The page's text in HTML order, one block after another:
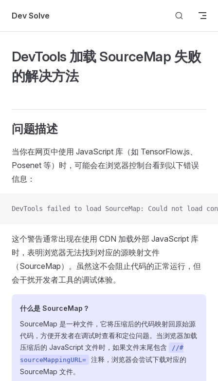
Skip to content
Dev Solve
DevTools 加载 SourceMap 失败
的解决方法
问题描述
当你在网页中使用 JavaScript 库（如 TensorFlow.js、
Posenet 等）时，可能会在浏览器控制台看到以下错误
信息：
DevTools failed to load SourceMap: Could not load
这个警告通常出现在使用 CDN 加载外部 JavaScript 库
时，表明浏览器无法找到对应的源映射文件
（SourceMap）。虽然这不会阻止代码的正常运行，但
会干扰开发者工具的调试体验。
什么是 SourceMap？
SourceMap 是一种文件，它将压缩后的代码映射回原始源
代码，方便开发者在调试时查看和定位问题。当浏览器加载
压缩后的 JavaScript 文件时，如果文件末尾包含
//#
sourceMappingURL=
注释，浏览器会尝试下载对应的
SourceMap 文件。